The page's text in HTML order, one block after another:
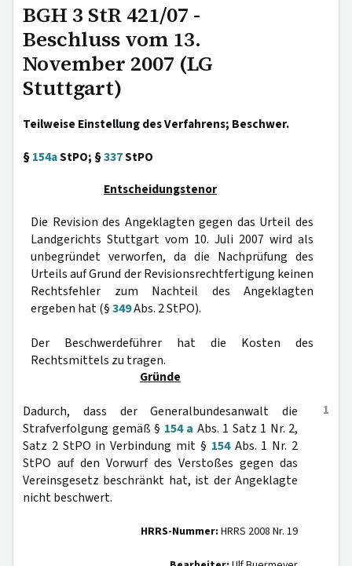
BGH 3 StR 421/07 -
Beschluss vom 13.
November 2007 (LG
Stuttgart)
Teilweise Einstellung des Verfahrens; Beschwer.
§154aStPO; §337StPO
Entscheidungstenor
Die Revision des Angeklagten gegen das Urteil des
Landgerichts Stuttgart vom 10. Juli 2007 wird als
unbegründet verworfen, da die Nachprüfung des
Urteils auf Grund der Revisionsrechtfertigung keinen
Rechtsfehler zum Nachteil des Angeklagten
ergeben hat (§349Abs. 2 StPO).
Der Beschwerdeführer hat die Kosten des
Rechtsmittels zu tragen.
Gründe
1
Dadurch, dass der Generalbundesanwalt die
Strafverfolgung gemäß § 154 a Abs. 1 Satz 1 Nr. 2,
Satz 2 StPO in Verbindung mit § 154Abs. 1 Nr. 2
StPO auf den Vorwurf des Verstoßes gegen das
Vereinsgesetz beschränkt hat, ist der Angeklagte
nicht beschwert.
HRRS-Nummer: HRRS 2008 Nr. 19